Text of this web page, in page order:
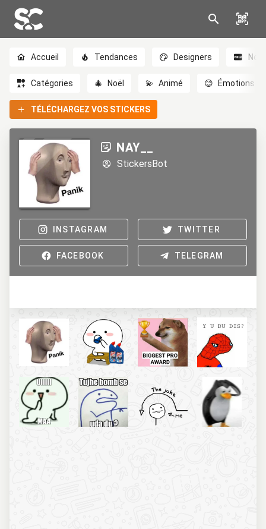
Accueil Tendances Designers
Catégories 🎄 Noël 💫 Animé 😊 Émotions
TÉLÉCHARGEZ VOS STICKERS
NAY__
StickersBot
INSTAGRAM TWITTER
FACEBOOK TELEGRAM